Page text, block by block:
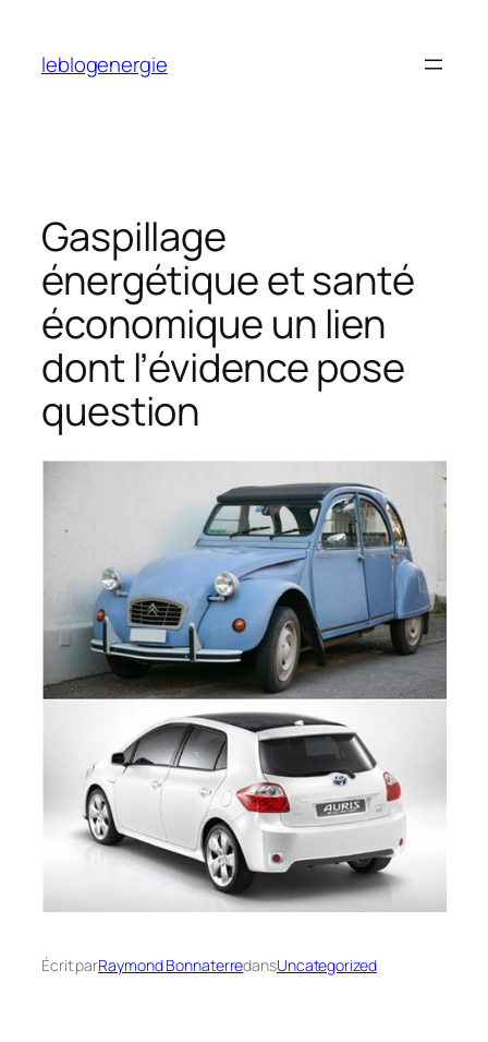
contenu
leblogenergie
Gaspillage
énergétique et santé
économique un lien
dont l’évidence pose
question
Écrit parRaymond BonnaterredansUncategorized